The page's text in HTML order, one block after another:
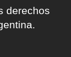
derechos